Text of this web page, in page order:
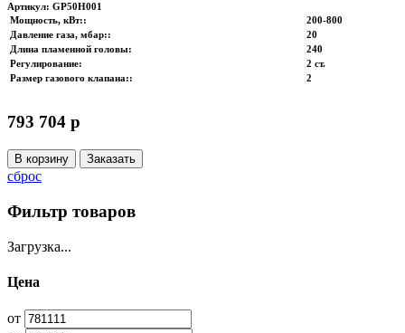
Артикул: GP50H001
Мощность, кВт::
200-800
Давление газа, мбар::
20
Длина пламенной головы:
240
Регулирование:
2 ст.
Размер газового клапана:: 2
793 704 p
В корзину Заказать
сброс
Фильтр товаров
Загрузка...
Цена
от